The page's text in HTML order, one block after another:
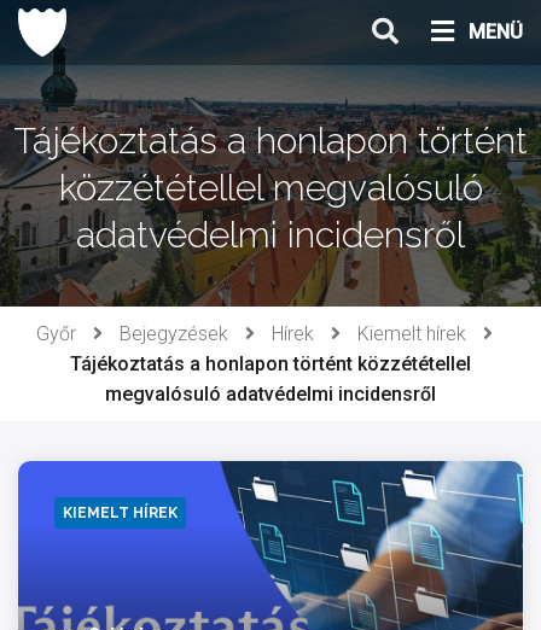
Ugrás
tartalomhoz
MENÜ
Tájékoztatás a honlapon történt
közzététellel megvalósuló
adatvédelmi incidensről
Győr Bejegyzések Hírek
Kiemelt hírek
Tájékoztatás a honlapon történt közzététellel
megvalósuló adatvédelmi incidensről
KIEMELT HÍREK